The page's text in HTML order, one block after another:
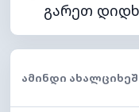
გარეთ
ᲐᲛᲘᲜᲓᲘ